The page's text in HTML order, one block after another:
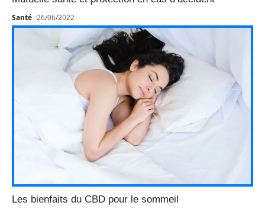
Santé 26/06/2022
Les bienfaits du CBD pour le sommeil